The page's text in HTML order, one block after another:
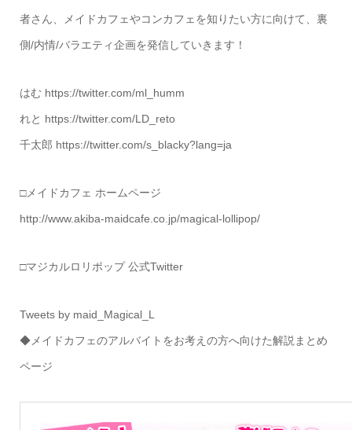
者さん、メイドカフェやコンカフェを知りたい方に向けて、裏
側/内情/バラエティ企画を発信していきます！
はむ https://twitter.com/ml_humm
れと https://twitter.com/LD_reto
千太郎 https://twitter.com/s_blacky?lang=ja
□メイドカフェ ホームページ
http://www.akiba-maidcafe.co.jp/magical-lollipop/
□マジカルロリポップ 公式Twitter
Tweets by maid_Magical_L
◆メイドカフェのアルバイトをお考えの方へ向けた解説まとめ
ページ